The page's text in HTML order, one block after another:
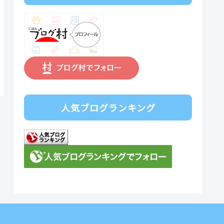
人気ブログランキング